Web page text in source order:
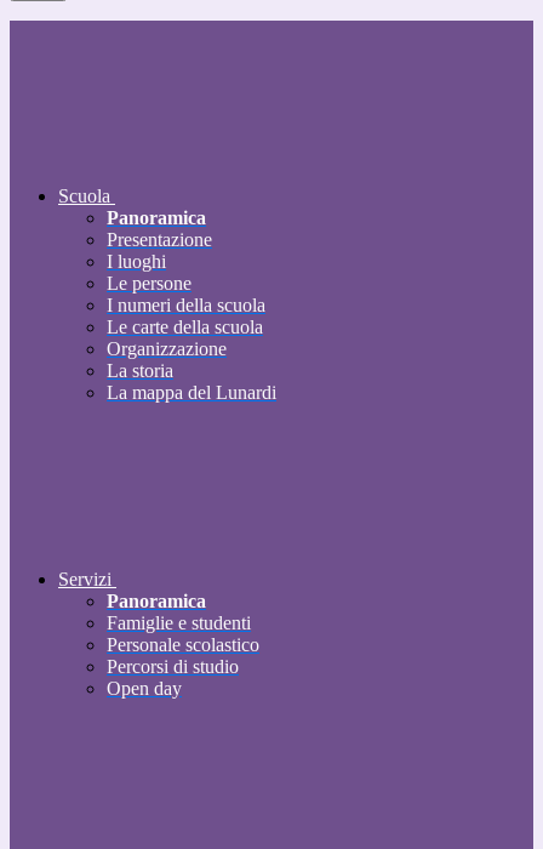
Scuola
Panoramica
Presentazione
I luoghi
Le persone
I numeri della scuola
Le carte della scuola
Organizzazione
La storia
La mappa del Lunardi
Servizi
Panoramica
Famiglie e studenti
Personale scolastico
Percorsi di studio
Open day